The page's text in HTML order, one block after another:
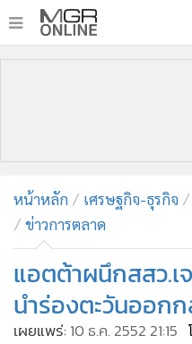
• บันเทิง
• ผู้จัดการรายวัน
คอลัมนิสต์
ละคร
• CbizReview
หน้าหลัก เศรษฐกิจ-ธุรกิจ
ข่าวการตลาด
แอตต้าผนึกสสว.เ
นำร่องตะวันออก
เผยแพร่: 10 ธ.ค. 2552 21:15